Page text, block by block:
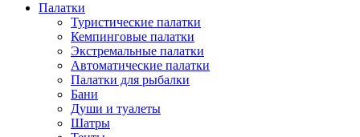
Палатки
Туристические палатки
Кемпинговые палатки
Экстремальные палатки
Автоматические палатки
Палатки для рыбалки
Бани
Души и туалеты
Шатры